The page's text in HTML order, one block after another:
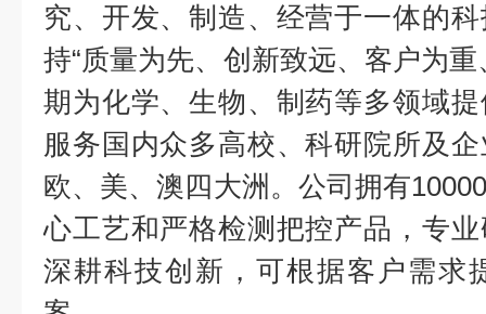
究、开发、制造、经营于一体的
持“质量为先、创新致远、客户为
期为化学、生物、制药等多领域
服务国内众多高校、科研院所及
欧、美、澳四大洲。公司拥有
心工艺和严格检测把控产品，专
深耕科技创新，可根据客户需求